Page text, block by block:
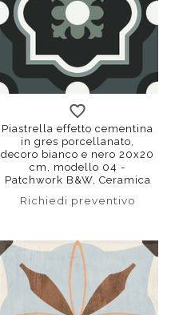
Piastrella effetto cementina
in gres porcellanato,
decoro bianco e nero 20x20
cm, modello 04 -
Patchwork B&W, Ceramica
Richiedi preventivo